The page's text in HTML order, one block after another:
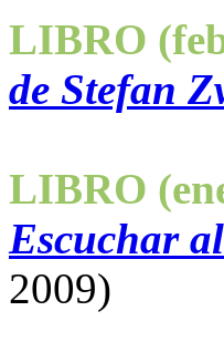
LIBRO
de Stefan
LIBRO
Escuchar
2009)